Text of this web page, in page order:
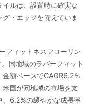
ルは、設置時に確実な
・エッジを備えていま
フィットネスフローリン
同地域のラバーフィット
金額ベースでCAGR6.2％
国が同地域の市場を支
、6.2%の緩やかな成長率